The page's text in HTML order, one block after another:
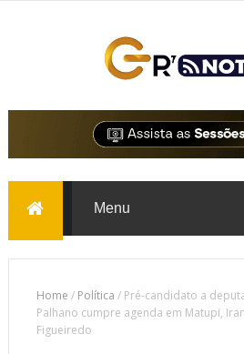
Home / Política / Pré-candidato a
Palhano cumpre agenda em Matupi,
Figueiredo